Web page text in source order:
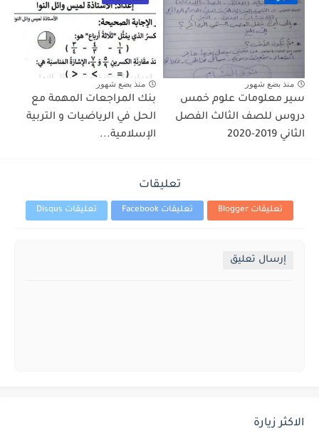
منذ بضع شهور
سير معلومات علوم خمس
دروس للصف الثالث الفصل
الثاني 2019-2020
منذ بضع شهور
بنك المراجعات المهمة مع
الحل في الرياضيات و التربية
الإسلامية...
تعليقات
تعليقات Blogger تعليقات Facebook تعليقات Disqus
إرسال تعليق
الاكثر زيارة